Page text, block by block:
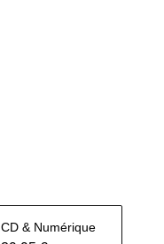
CD & Numérique